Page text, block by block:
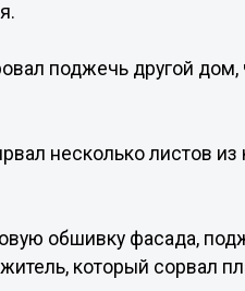
поджечь другой
несколько листов
обшивку фасада,
который сорвал